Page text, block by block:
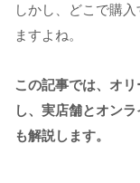
しかし、どこで購
ますよね。
この記事では、オ
し、実店舗とオン
も解説します。